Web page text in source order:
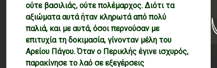
ούτε βασιλιάς, ούτε πολέμαρχος. Διότι τα
αξιώματα αυτά ήταν κληρωτά από πολύ
παλιά, και με αυτά, όσοι περνούσαν με
επιτυχία τη δοκιμασία, γίνονταν μέλη του
Αρείου Πάγου. Όταν ο Περικλής έγινε ισχυρός,
παρακίνησε το λαό σε εξεγέρσεις